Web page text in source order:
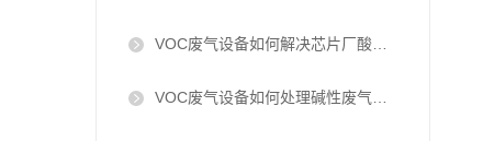
VOC废气设备如何解决芯片厂酸性废气问题
​VOC废气设备如何处理碱性废气问题